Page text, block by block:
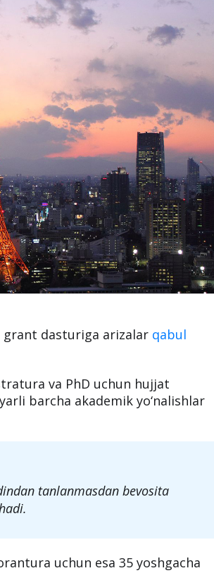
grant dasturiga arizalar qabul
va PhD uchun hujjat
barcha akademik yo‘nalishlar
tanlanmasdan bevosita
uchun esa 35 yoshgacha